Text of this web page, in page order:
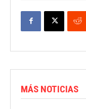
MÁS NOTICIAS